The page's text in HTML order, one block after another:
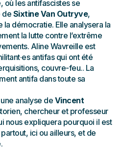
où les antifascistes se
de Sixtine Van Outryve,
démocratie. Elle analysera la
la lutte contre l’extrême
Aline Wavreille est
antifas qui ont été
couvre-feu.. La
antifa dans toute sa
analyse de Vincent
chercheur et professeur
nous expliquera pourquoi il est
ici ou ailleurs, et de